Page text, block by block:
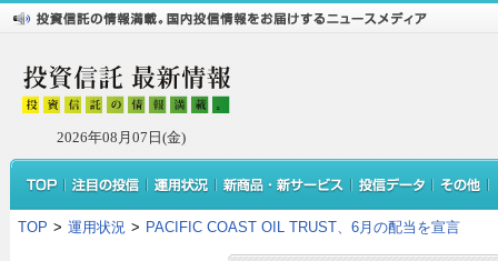
2026年08月07日(金)
TOP > 運用状況 > PACIFIC COAST OIL TRUST、6月の配当を宣言